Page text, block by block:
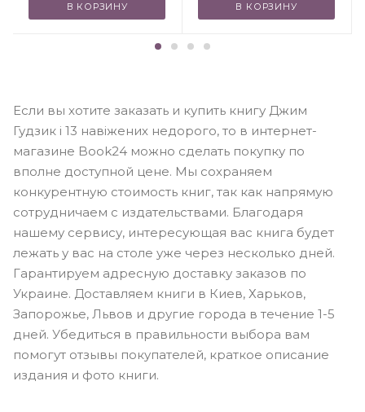
В КОРЗИНУ В КОРЗИНУ
Если вы хотите заказать и купить книгу Джим
Гудзик і 13 навіжених недорого, то в интернет-
магазине Book24 можно сделать покупку по
вполне доступной цене. Мы сохраняем
конкурентную стоимость книг, так как напрямую
сотрудничаем с издательствами. Благодаря
нашему сервису, интересующая вас книга будет
лежать у вас на столе уже через несколько дней.
Гарантируем адресную доставку заказов по
Украине. Доставляем книги в Киев, Харьков,
Запорожье, Львов и другие города в течение 1-5
дней. Убедиться в правильности выбора вам
помогут отзывы покупателей, краткое описание
издания и фото книги.